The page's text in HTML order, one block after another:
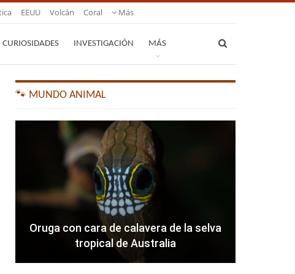
EEUU Volcán Coral Más
CURIOSIDADES INVESTIGACIÓN MÁS
🐾 MUNDO ANIMAL
Oruga con cara de calavera de la selva
tropical de Australia